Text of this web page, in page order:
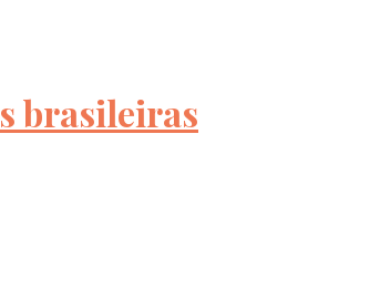
brasileiras